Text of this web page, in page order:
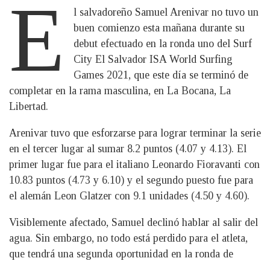
E
l salvadoreño Samuel Arenivar no tuvo un
buen comienzo esta mañana durante su
debut efectuado en la ronda uno del Surf
City El Salvador ISA World Surfing
Games 2021, que este día se terminó de
completar en la rama masculina, en La Bocana, La
Libertad.
Arenivar tuvo que esforzarse para lograr terminar la serie
en el tercer lugar al sumar 8.2 puntos (4.07 y 4.13). El
primer lugar fue para el italiano Leonardo Fioravanti con
10.83 puntos (4.73 y 6.10) y el segundo puesto fue para
el alemán Leon Glatzer con 9.1 unidades (4.50 y 4.60).
Visiblemente afectado, Samuel declinó hablar al salir del
agua. Sin embargo, no todo está perdido para el atleta,
que tendrá una segunda oportunidad en la ronda de